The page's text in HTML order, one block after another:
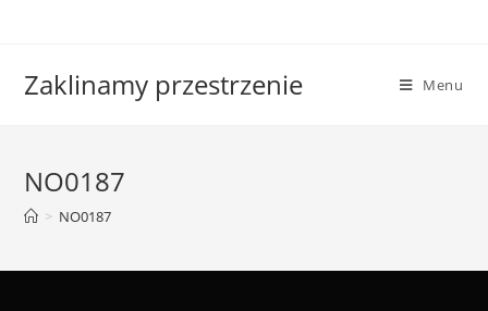
Zaklinamy przestrzenie Menu
NO0187
> NO0187